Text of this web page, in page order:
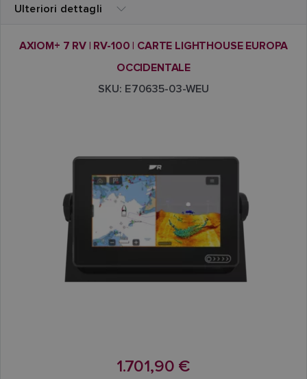
Ulteriori dettagli
AXIOM+ 7 RV | RV-100 | CARTE LIGHTHOUSE EUROPA
OCCIDENTALE
SKU: E70635-03-WEU
1.701,90 €